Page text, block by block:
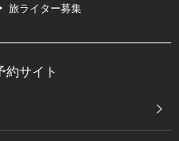
旅ライター募集
約サイト